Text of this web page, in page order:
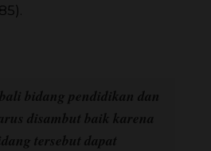
bidang pendidikan dan
disambut baik karena
tersebut dapat